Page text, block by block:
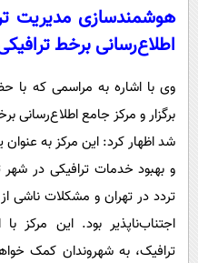
هوشمندسازی مدیریت
اطلاع‌رسانی برخط
وی با اشاره به مراسمی که با
برگزار و مرکز جامع اطلاع‌رسانی
شد اظهار کرد: این مرکز به
و بهبود خدمات ترافیکی در
تردد در تهران و مشکلات ناشی
اجتناب‌ناپذیر بود. این مرکز
ترافیک، به شهروندان کمک